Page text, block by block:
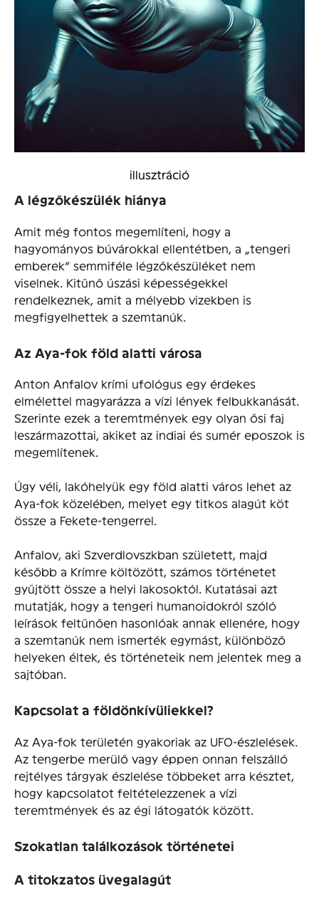
illusztráció
A légzőkészülék hiánya
Amit még fontos megemlíteni, hogy a
hagyományos búvárokkal ellentétben, a „tengeri
emberek” semmiféle légzőkészüléket nem
viselnek. Kitűnő úszási képességekkel
rendelkeznek, amit a mélyebb vizekben is
megfigyelhettek a szemtanúk.
Az Aya-fok föld alatti városa
Anton Anfalov krími ufológus egy érdekes
elmélettel magyarázza a vízi lények felbukkanását.
Szerinte ezek a teremtmények egy olyan ősi faj
leszármazottai, akiket az indiai és sumér eposzok is
megemlítenek.
Úgy véli, lakóhelyük egy föld alatti város lehet az
Aya-fok közelében, melyet egy titkos alagút köt
össze a Fekete-tengerrel.
Anfalov, aki Szverdlovszkban született, majd
később a Krímre költözött, számos történetet
gyűjtött össze a helyi lakosoktól. Kutatásai azt
mutatják, hogy a tengeri humanoidokról szóló
leírások feltűnően hasonlóak annak ellenére, hogy
a szemtanúk nem ismerték egymást, különböző
helyeken éltek, és történeteik nem jelentek meg a
sajtóban.
Kapcsolat a földönkívüliekkel?
Az Aya-fok területén gyakoriak az UFO-észlelések.
Az tengerbe merülő vagy éppen onnan felszálló
rejtélyes tárgyak észlelése többeket arra késztet,
hogy kapcsolatot feltételezzenek a vízi
teremtmények és az égi látogatók között.
Szokatlan találkozások történetei
A titokzatos üvegalagút